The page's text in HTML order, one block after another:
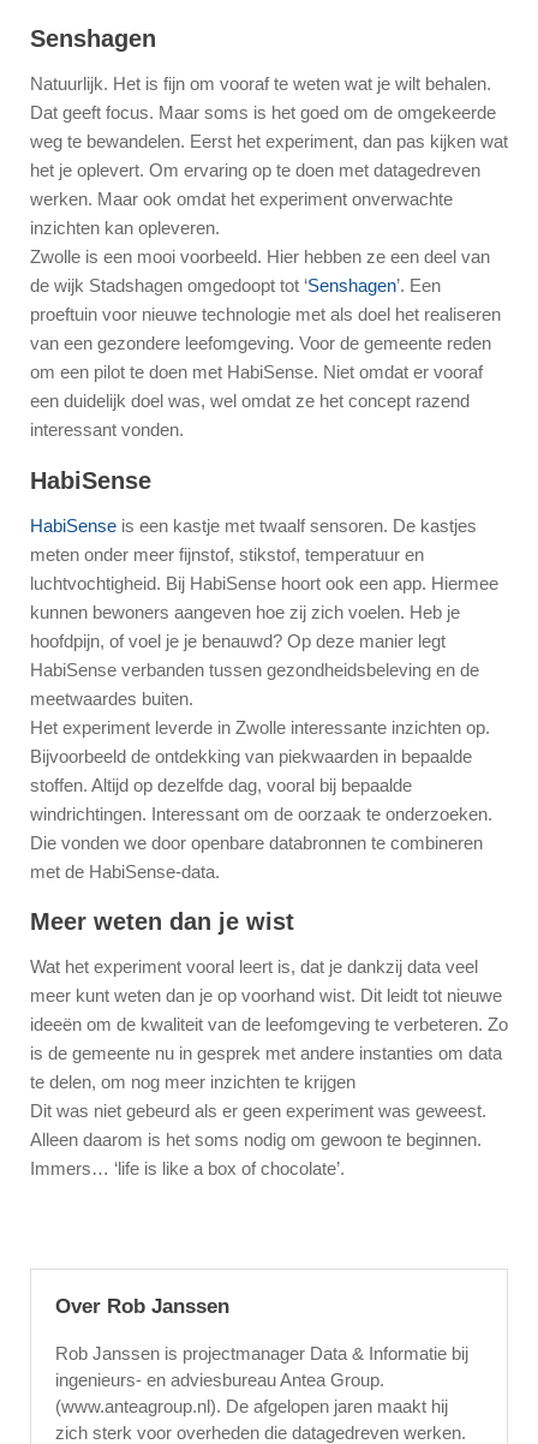
Senshagen
Natuurlijk. Het is fijn om vooraf te weten wat je wilt behalen.
Dat geeft focus. Maar soms is het goed om de omgekeerde
weg te bewandelen. Eerst het experiment, dan pas kijken wat
het je oplevert. Om ervaring op te doen met datagedreven
werken. Maar ook omdat het experiment onverwachte
inzichten kan opleveren.
Zwolle is een mooi voorbeeld. Hier hebben ze een deel van
de wijk Stadshagen omgedoopt tot ‘Senshagen’. Een
proeftuin voor nieuwe technologie met als doel het realiseren
van een gezondere leefomgeving. Voor de gemeente reden
om een pilot te doen met HabiSense. Niet omdat er vooraf
een duidelijk doel was, wel omdat ze het concept razend
interessant vonden.
HabiSense
HabiSense is een kastje met twaalf sensoren. De kastjes
meten onder meer fijnstof, stikstof, temperatuur en
luchtvochtigheid. Bij HabiSense hoort ook een app. Hiermee
kunnen bewoners aangeven hoe zij zich voelen. Heb je
hoofdpijn, of voel je je benauwd? Op deze manier legt
HabiSense verbanden tussen gezondheidsbeleving en de
meetwaardes buiten.
Het experiment leverde in Zwolle interessante inzichten op.
Bijvoorbeeld de ontdekking van piekwaarden in bepaalde
stoffen. Altijd op dezelfde dag, vooral bij bepaalde
windrichtingen. Interessant om de oorzaak te onderzoeken.
Die vonden we door openbare databronnen te combineren
met de HabiSense-data.
Meer weten dan je wist
Wat het experiment vooral leert is, dat je dankzij data veel
meer kunt weten dan je op voorhand wist. Dit leidt tot nieuwe
ideeën om de kwaliteit van de leefomgeving te verbeteren. Zo
is de gemeente nu in gesprek met andere instanties om data
te delen, om nog meer inzichten te krijgen
Dit was niet gebeurd als er geen experiment was geweest.
Alleen daarom is het soms nodig om gewoon te beginnen.
Immers… ‘life is like a box of chocolate’.
Over Rob Janssen
Rob Janssen is projectmanager Data & Informatie bij
ingenieurs- en adviesbureau Antea Group.
(www.anteagroup.nl). De afgelopen jaren maakt hij
zich sterk voor overheden die datagedreven werken.